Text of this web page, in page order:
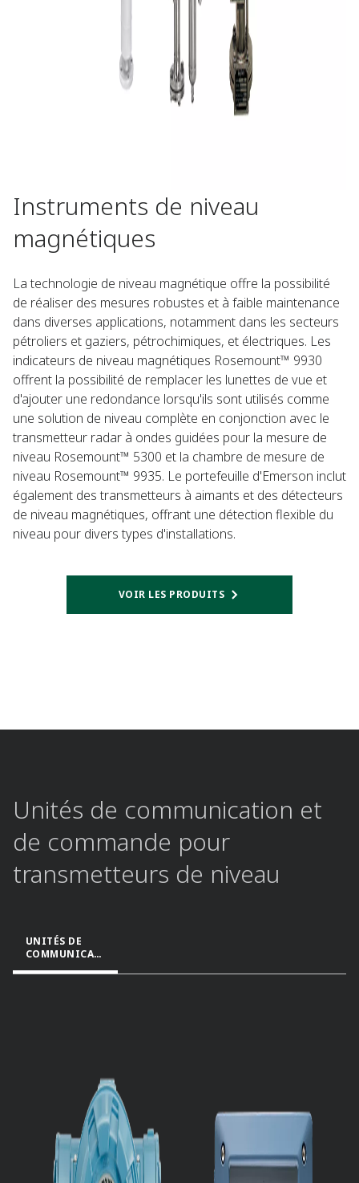
Instruments de niveau
magnétiques​
La technologie de niveau magnétique offre la possibilité
de réaliser des mesures robustes et à faible maintenance
dans diverses applications, notamment dans les secteurs
pétroliers et gaziers, pétrochimiques, et électriques. Les
indicateurs de niveau magnétiques Rosemount™ 9930
offrent la possibilité de remplacer les lunettes de vue et
d'ajouter une redondance lorsqu'ils sont utilisés comme
une solution de niveau complète en conjonction avec le
transmetteur radar à ondes guidées pour la mesure de
niveau Rosemount™ 5300 et la chambre de mesure de
niveau Rosemount™ 9935. Le portefeuille d'Emerson inclut
également des transmetteurs à aimants et des détecteurs
de niveau magnétiques, offrant une détection flexible du
niveau pour divers types d'installations.​
VOIR LES PRODUITS
Unités de communication et
de commande pour
transmetteurs de niveau​
UNITÉS DE
COMMUNICAT